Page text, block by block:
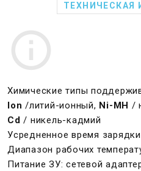
ТЕХНИЧЕСКАЯ
Химические типы
Ion /литий-ионный, Ni-MH /
Cd / никель-кадмий
Усредненное время
Диапазон рабочих
Питание ЗУ: сетевой